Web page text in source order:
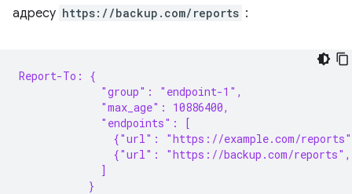
адресу https://backup.com/reports :
Report-To: {
             "group": "endpoint-1",
             "max_age": 10886400,
             "endpoints": [
{"url": "https://example.com/
{"url": "https://backup.com/
             ]
           }